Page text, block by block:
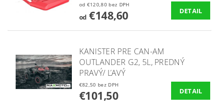
od €120,80 bez DPH
od€148,60 DETAIL
KANISTER PRE CAN-AM
OUTLANDER G2, 5L, PREDNÝ
PRAVÝ/ ĽAVÝ
€82,50 bez DPH
€101,50 DETAIL